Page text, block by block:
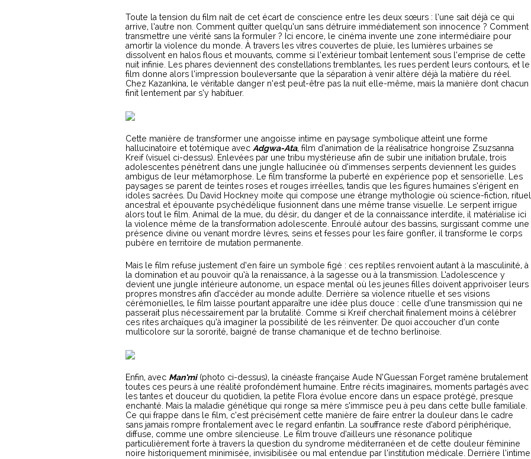
Toute la tension du film naît de cet écart de conscience entre les deux sœurs : l’une sait déjà ce qui
arrive, l’autre non. Comment quitter quelqu’un sans détruire immédiatement son innocence ? Comment
transmettre une vérité sans la formuler ? Ici encore, le cinéma invente une zone intermédiaire pour
amortir la violence du monde. À travers les vitres couvertes de pluie, les lumières urbaines se
dissolvent en halos flous et mouvants, comme si l’extérieur tombait lentement sous l’emprise de cette
nuit infinie. Les phares deviennent des constellations tremblantes, les rues perdent leurs contours, et le
film donne alors l’impression bouleversante que la séparation à venir altère déjà la matière du réel.
Chez Kazankina, le véritable danger n’est peut-être pas la nuit elle-même, mais la manière dont chacun
finit lentement par s’y habituer.
Cette manière de transformer une angoisse intime en paysage symbolique atteint une forme
hallucinatoire et totémique avec Adgwa-Ata, film d’animation de la réalisatrice hongroise Zsuzsanna
Kreif (visuel ci-dessus). Enlevées par une tribu mystérieuse afin de subir une initiation brutale, trois
adolescentes pénètrent dans une jungle hallucinée où d’immenses serpents deviennent les guides
ambigus de leur métamorphose. Le film transforme la puberté en expérience pop et sensorielle. Les
paysages se parent de teintes roses et rouges irréelles, tandis que les figures humaines s’érigent en
idoles sacrées. Du David Hockney moite qui compose une étrange mythologie où science-fiction, rituel
ancestral et épouvante psychédélique fusionnent dans une même transe visuelle. Le serpent irrigue
alors tout le film. Animal de la mue, du désir, du danger et de la connaissance interdite, il matérialise ici
la violence même de la transformation adolescente. Enroulé autour des bassins, surgissant comme une
présence divine ou venant mordre lèvres, seins et fesses pour les faire gonfler, il transforme le corps
pubère en territoire de mutation permanente.
Mais le film refuse justement d’en faire un symbole figé : ces reptiles renvoient autant à la masculinité, à
la domination et au pouvoir qu’à la renaissance, à la sagesse ou à la transmission. L’adolescence y
devient une jungle intérieure autonome, un espace mental où les jeunes filles doivent apprivoiser leurs
propres monstres afin d’accéder au monde adulte. Derrière sa violence rituelle et ses visions
cérémonielles, le film laisse pourtant apparaître une idée plus douce : celle d’une transmission qui ne
passerait plus nécessairement par la brutalité. Comme si Kreif cherchait finalement moins à célébrer
ces rites archaïques qu’à imaginer la possibilité de les réinventer. De quoi accoucher d’un conte
multicolore sur la sororité, baigné de transe chamanique et de techno berlinoise.
Enfin, avec Man’mi(photo ci-dessus), la cinéaste française Aude N’Guessan Forget ramène brutalement
toutes ces peurs à une réalité profondément humaine. Entre récits imaginaires, moments partagés avec
les tantes et douceur du quotidien, la petite Flora évolue encore dans un espace protégé, presque
enchanté. Mais la maladie génétique qui ronge sa mère s’immisce peu à peu dans cette bulle familiale.
Ce qui frappe dans le film, c’est précisément cette manière de faire entrer la douleur dans le cadre
sans jamais rompre frontalement avec le regard enfantin. La souffrance reste d’abord périphérique,
diffuse, comme une ombre silencieuse. Le film trouve d’ailleurs une résonance politique
particulièrement forte à travers la question du syndrome méditerranéen et de cette douleur féminine
noire historiquement minimisée, invisibilisée ou mal entendue par l’institution médicale. Derrière l’intime